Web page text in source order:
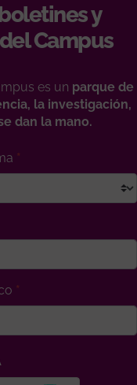
y
Campus
es un parque de
la investigación,
dan la mano.